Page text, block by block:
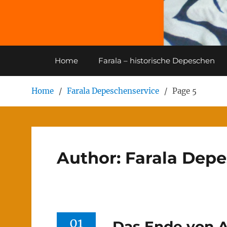
Home Farala – historische Depeschen
Home Farala Depeschenservice Page 5
Author: Farala
01